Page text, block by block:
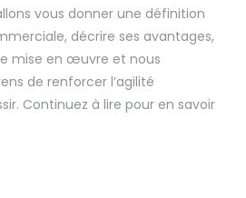
vous donner une définition
décrire ses avantages,
mise en œuvre et nous
de renforcer l’agilité
Continuez à lire pour en savoir